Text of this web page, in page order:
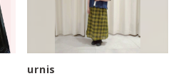
& Restaurant
urnis